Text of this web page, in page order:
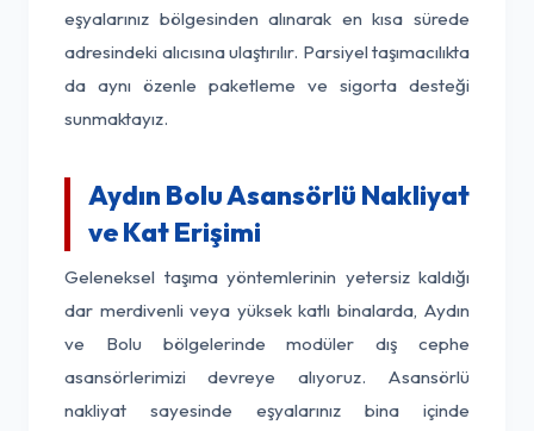
eşyalarınız bölgesinden alınarak en kısa sürede
adresindeki alıcısına ulaştırılır. Parsiyel taşımacılıkta
da aynı özenle paketleme ve sigorta desteği
sunmaktayız.
Aydın Bolu Asansörlü Nakliyat
ve Kat Erişimi
Geleneksel taşıma yöntemlerinin yetersiz kaldığı
dar merdivenli veya yüksek katlı binalarda, Aydın
ve Bolu bölgelerinde modüler dış cephe
asansörlerimizi devreye alıyoruz. Asansörlü
nakliyat sayesinde eşyalarınız bina içinde